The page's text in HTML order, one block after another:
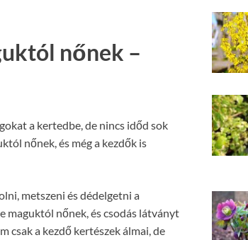
nőnek –
a kertedbe, de nincs időd sok
nőnek, és még a kezdők is
metszeni és dédelgetni a
maguktól nőnek, és csodás látványt
csak a kezdő kertészek álmai, de